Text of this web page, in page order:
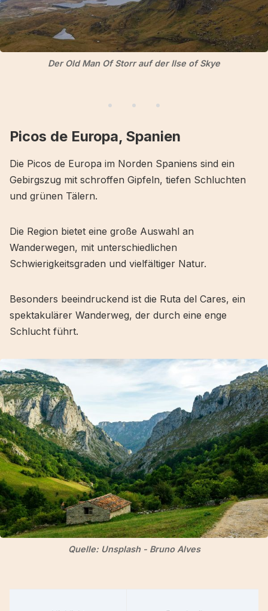
Der Old Man Of Storr auf der Ilse of Skye
Picos de Europa, Spanien
Die Picos de Europa im Norden Spaniens sind ein
Gebirgszug mit schroffen Gipfeln, tiefen Schluchten
und grünen Tälern.
Die Region bietet eine große Auswahl an
Wanderwegen, mit unterschiedlichen
Schwierigkeitsgraden und vielfältiger Natur.
Besonders beeindruckend ist die Ruta del Cares, ein
spektakulärer Wanderweg, der durch eine enge
Schlucht führt.
Quelle: Unsplash - Bruno Alves